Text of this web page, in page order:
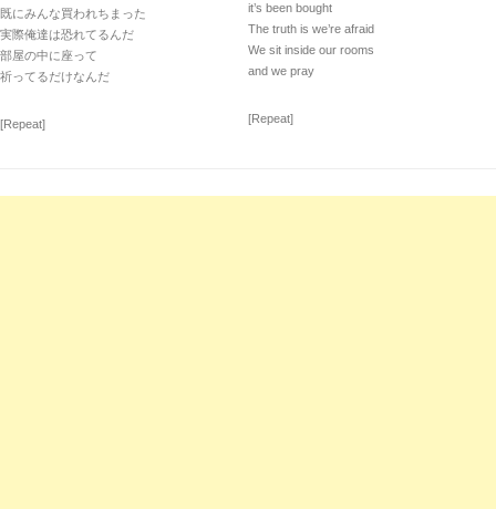
既にみんな買われちまった
実際俺達は恐れてるんだ
部屋の中に座って
祈ってるだけなんだ
[Repeat]
it’s been bought
The truth is we’re afraid
We sit inside our rooms
and we pray
[Repeat]